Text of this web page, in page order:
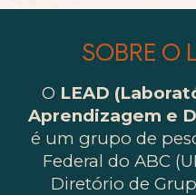
SOBRE O
O LEAD
Aprendizagem e
é um grupo de
Federal do ABC
Diretório de